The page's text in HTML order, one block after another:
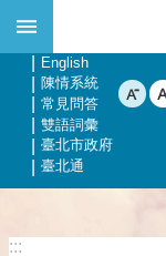
跳到主要內容區塊
網站導覽
English
陳情系統
常見問答
雙語詞彙
臺北市政府
臺北通
:::